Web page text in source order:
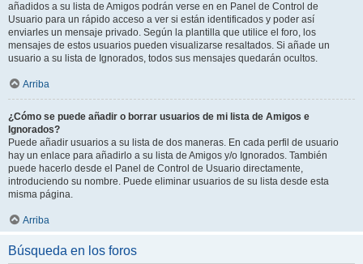
añadidos a su lista de Amigos podrán verse en en Panel de Control de
Usuario para un rápido acceso a ver si están identificados y poder así
enviarles un mensaje privado. Según la plantilla que utilice el foro, los
mensajes de estos usuarios pueden visualizarse resaltados. Si añade un
usuario a su lista de Ignorados, todos sus mensajes quedarán ocultos.
Arriba
¿Cómo se puede añadir o borrar usuarios de mi lista de Amigos e
Ignorados?
Puede añadir usuarios a su lista de dos maneras. En cada perfil de usuario
hay un enlace para añadirlo a su lista de Amigos y/o Ignorados. También
puede hacerlo desde el Panel de Control de Usuario directamente,
introduciendo su nombre. Puede eliminar usuarios de su lista desde esta
misma página.
Arriba
Búsqueda en los foros